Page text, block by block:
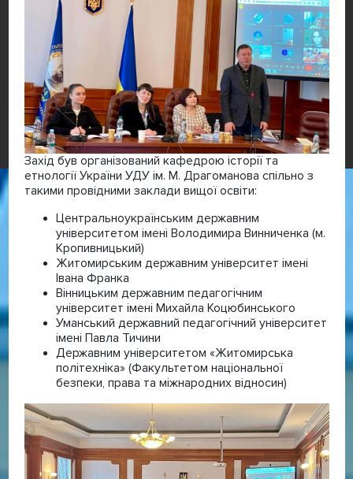
Захід був організований кафедрою історії та
етнології України УДУ ім. М. Драгоманова спільно з
такими провідними заклади вищої освіти:
Центральноукраїнським державним
університетом імені Володимира Винниченка (м.
Кропивницький)
Житомирським державним університет імені
Івана Франка
Вінницьким державним педагогічним
університет імені Михайла Коцюбинського
Уманський державний педагогічний університет
імені Павла Тичини
Державним університетом «Житомирська
політехніка» (Факультетом національної
безпеки, права та міжнародних відносин)